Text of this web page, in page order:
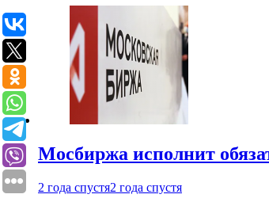
Мосбиржа исполнит
2 года спустя2 года спустя